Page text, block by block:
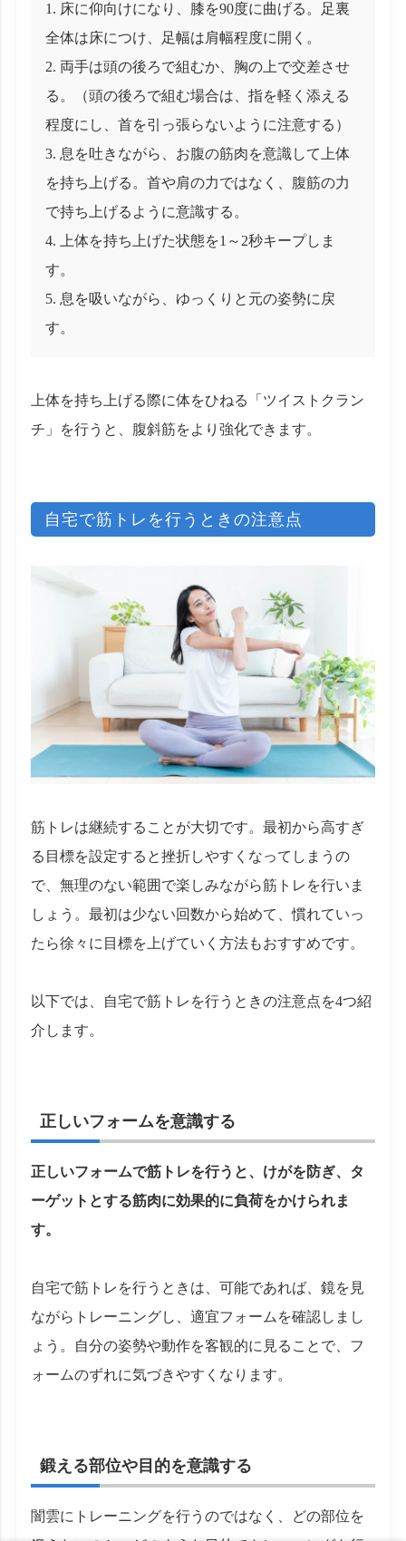
床に仰向けになり、膝を90度に曲げる。足裏
全体は床につけ、足幅は肩幅程度に開く。
両手は頭の後ろで組むか、胸の上で交差させ
る。（頭の後ろで組む場合は、指を軽く添える
程度にし、首を引っ張らないように注意する）
息を吐きながら、お腹の筋肉を意識して上体
を持ち上げる。首や肩の力ではなく、腹筋の力
で持ち上げるように意識する。
上体を持ち上げた状態を1～2秒キープしま
す。
息を吸いながら、ゆっくりと元の姿勢に戻
す。
上体を持ち上げる際に体をひねる「ツイストクラン
チ」を行うと、腹斜筋をより強化できます。
自宅で筋トレを行うときの注意点
筋トレは継続することが大切です。最初から高すぎ
る目標を設定すると挫折しやすくなってしまうの
で、無理のない範囲で楽しみながら筋トレを行いま
しょう。最初は少ない回数から始めて、慣れていっ
たら徐々に目標を上げていく方法もおすすめです。
以下では、自宅で筋トレを行うときの注意点を4つ紹
介します。
正しいフォームを意識する
正しいフォームで筋トレを行うと、けがを防ぎ、タ
ーゲットとする筋肉に効果的に負荷をかけられま
す。
自宅で筋トレを行うときは、可能であれば、鏡を見
ながらトレーニングし、適宜フォームを確認しまし
ょう。自分の姿勢や動作を客観的に見ることで、フ
ォームのずれに気づきやすくなります。
鍛える部位や目的を意識する
闇雲にトレーニングを行うのではなく、どの部位を